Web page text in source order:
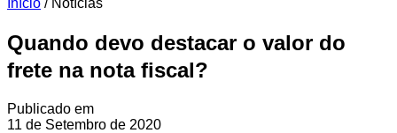
Início / Notícias
Quando devo destacar o valor do
frete na nota fiscal?
Publicado em
11 de Setembro de 2020